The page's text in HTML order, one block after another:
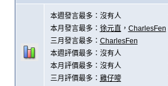
本週發言最多：沒有人
本月發言最多： 徐元直 ， CharlesFen
三月發言最多： CharlesFen
本週評價最多：沒有人
本月評價最多：沒有人
三月評價最多： 雞仔嘜